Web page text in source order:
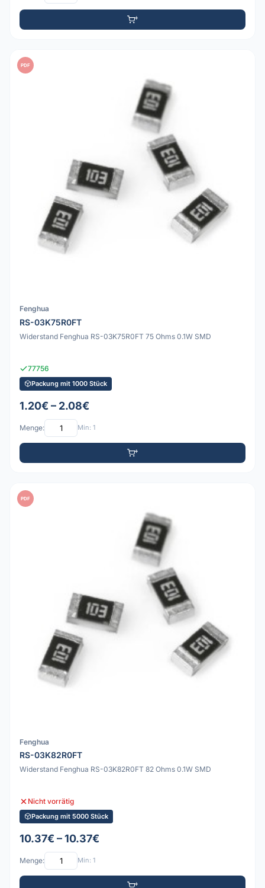
PDF
Fenghua
RS-03K75R0FT
Widerstand Fenghua RS-03K75R0FT 75 Ohms 0.1W SMD
77756
Packung mit 1000 Stück
1.20€ – 2.08€
Menge: Min: 1
PDF
Fenghua
RS-03K82R0FT
Widerstand Fenghua RS-03K82R0FT 82 Ohms 0.1W SMD
Nicht vorrätig
Packung mit 5000 Stück
10.37€ – 10.37€
Menge: Min: 1